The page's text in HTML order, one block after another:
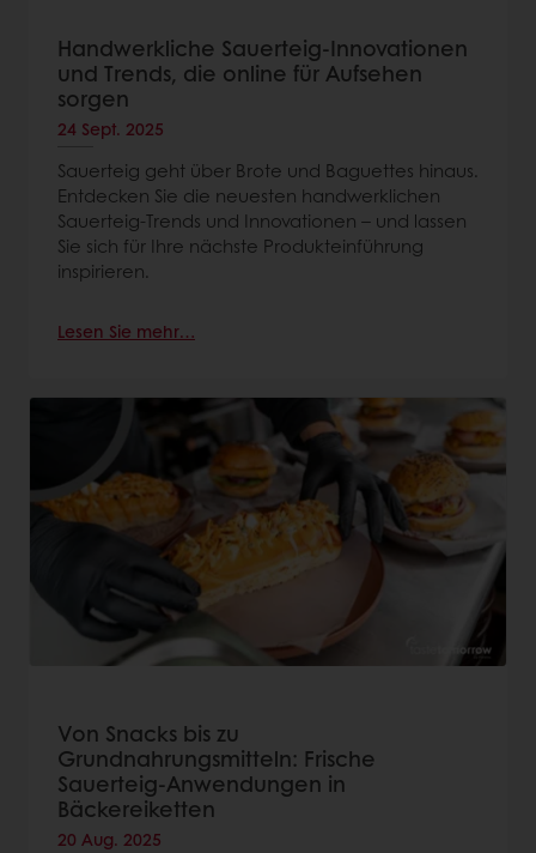
Handwerkliche Sauerteig-Innovationen
und Trends, die online für Aufsehen
sorgen
24 Sept. 2025
Sauerteig geht über Brote und Baguettes hinaus.
Entdecken Sie die neuesten handwerklichen
Sauerteig-Trends und Innovationen – und lassen
Sie sich für Ihre nächste Produkteinführung
inspirieren.
Lesen Sie mehr…
Von Snacks bis zu
Grundnahrungsmitteln: Frische
Sauerteig-Anwendungen in
Bäckereiketten
20 Aug. 2025